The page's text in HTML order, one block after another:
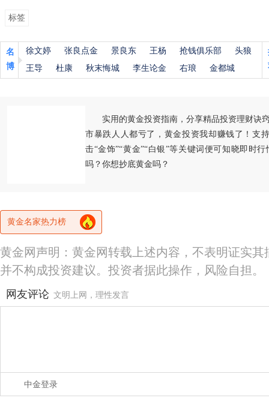
标签
名
博
徐文婷 张良点金 景良东 王杨 抢钱俱乐部
头狼
王导
杜康 秋末悔城 李生论金 右琅 金都城
实用的黄金投资指南，分享精品投资理财诀
市暴跌人人都亏了，黄金投资我却赚钱了！支
击“金饰”“黄金”“白银”等关键词便可知晓即时
吗？你想抄底黄金吗？
黄金名家热力榜
黄金网声明：黄金网转载上述内容，不表明证实
并不构成投资建议。投资者据此操作，风险自担。
网友评论 文明上网，理性发言
中金登录